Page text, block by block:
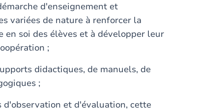
d'enseignement et
variées de nature à renforcer la
soi des élèves et à développer leur
;
didactiques, de manuels, de
;
et d'évaluation, cette